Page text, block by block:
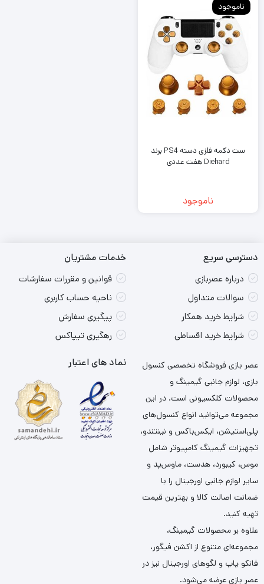
ناموجود
ست دکمه فلزی دسته PS4 برند
Diehard هفت عددی
ناموجود
دسترسی سریع
درباره عصربازی
سوالات متداول
شرایط خرید همکار
شرایط خرید اقساطی
خدمات مشتریان
قوانین و مقررات سفارشات
ناحیه حساب کاربری
پیگیری سفارش
رهگیری تیپاکس
عصر بازی فروشگاه تخصصی کنسول
بازی، لوازم جانبی گیمینگ و
محصولات کلکسیونی است. در این
مجموعه می‌توانید انواع کنسول‌های
پلی‌استیشن، ایکس‌باکس و نینتندو،
تجهیزات گیمینگ کامپیوتر شامل
موس، کیبورد، هدست، ماوس‌پد و
سایر لوازم جانبی اورجینال را با
ضمانت اصالت کالا و بهترین قیمت
تهیه کنید.
علاوه بر محصولات گیمینگ،
مجموعه‌ای متنوع از اکشن فیگور،
فانکو پاپ و لگوهای اورجینال نیز در
عصر بازی عرضه می‌شود.
نماد های اعتبار